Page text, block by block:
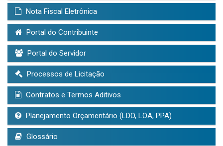
Nota Fiscal Eletrônica
Portal do Contribuinte
Portal do Servidor
Processos de Licitação
Contratos e Termos Aditivos
Planejamento Orçamentário (LDO, LOA, PPA)
Glossário